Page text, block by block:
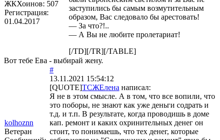
ЖКХоинов: 507
Регистрация:
01.04.2017
заступились бы самым возмутительным
образом, Вас следовало бы арестовать!
— За что?!..
— А Вы не любите пролетариат!
[/TD][/TR][/TABLE]
Вот тебе Ева - выбирай жену.
kolhoznn
Ветеран
#
13.11.2021 15:54:12
[QUOTE]ТСЖЕлена написал:
Я не в этом смысле. А в том, что все вопили, что
это поборы, не знают как уже деньги содрать и
т.д. и т.п. В результате, когда проводишь в доме
кап. ремонт и каких охринительных денег он
стоит, то понимаешь, что тех денег, которые